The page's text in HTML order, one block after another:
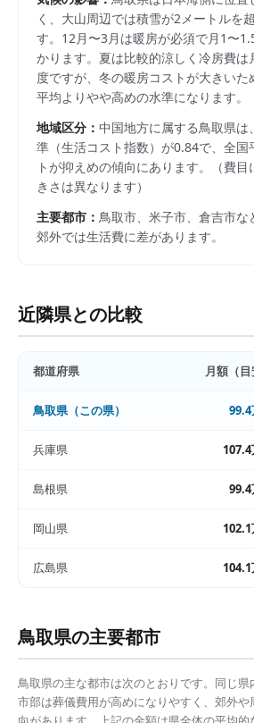
く、大山周辺では積雪が2メートルを
す。12月〜3月は暖房が必須で月1〜
かります。夏は比較的涼しく冷房費
度ですが、冬の暖房コストが大きいた
平均よりやや高めの水準になります。
地域区分： 中国地方に属する鳥取県は
準（生活コスト指数）が0.84で、 全国
トが抑えめの傾向にあります。
（費
きさは異なります）
主要都市： 鳥取市、米子市、倉吉市な
郊外では生活費に差があります。
近隣県との比較
都道府県 月額（目
鳥取県（この県） 99.4
兵庫県
島根県 99.4
岡山県
広島県
鳥取県の主要都市
鳥取県の主な都市は次のとおりです。同じ県
市部は葬儀費用が高めになりやすく、郊外